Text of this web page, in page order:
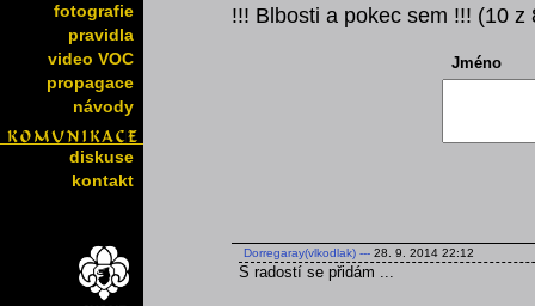
fotografie
pravidla
video VOC
propagace
návody
diskuse
kontakt
!!! Blbosti a pokec sem !!! (10 z
Jméno
Dorregaray(vlkodlak) --- 28. 9. 2014 22:12
S radostí se přidám ...